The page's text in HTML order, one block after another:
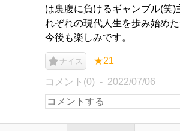
は裏腹に負けるギャンブル(笑)
れぞれの現代人生を歩み始め
今後も楽しみです。
ナイス ★21
コメント(0) 2022/07/06